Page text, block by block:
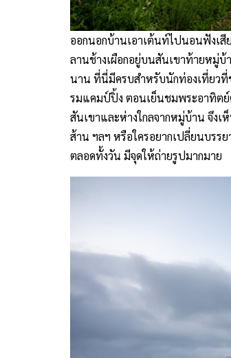
ออกนอกบ้านเอาเต้นท์ไปนอนฟังเ
ลานช้างเผือกอยู่บนสันเขาท้ายหมู่
นาน ที่นี่มีครบสำหรับนักท่องเที่ยวที่
รมแคมป์ปิ้ง ตอนเย็นชมพระอาทิตย์
สันเขาและห่างใกลจากหมู่บ้าน จึง
ส้าน ฯลฯ หรือใครอยากเปลี่ยนบรร
ตลอดทั้งวัน มีจุดให้ถ่ายรูปมากมาย